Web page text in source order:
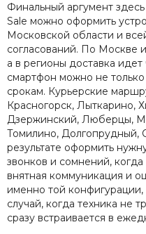
Финальный аргумент
Sale можно оформить
Московской области и
согласований. По Москве
а в регионы доставка
смартфон можно не
срокам. Курьерские
Красногорск, Лыткарино,
Дзержинский, Люберцы,
Томилино, Долгопрудный,
результате оформить
звонков и сомнений,
внятная коммуникация и
именно той
случай, когда техника не
сразу встраивается в